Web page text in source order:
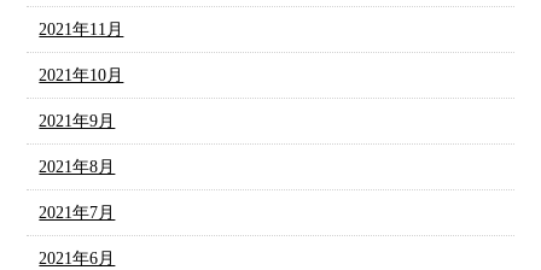
2021年11月
2021年10月
2021年9月
2021年8月
2021年7月
2021年6月